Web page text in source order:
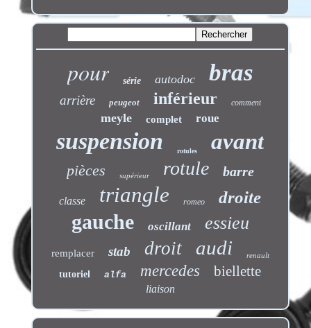
pour série autodoc bras
arrière peugeot inférieur comment
meyle complet roue
suspension rotules avant
pièces supérieur rotule barre
classe triangle romeo droite
gauche oscillant essieu
remplacer stab droit audi renault
tutoriel alfa mercedes biellette
liaison